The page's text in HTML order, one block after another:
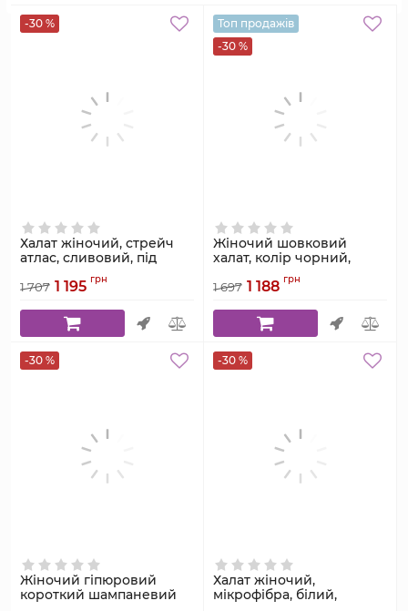
-30 %
Халат жіночий, стрейч
атлас, сливовий, під
1011
1 707 1 195 грн
Топ продажів
-30 %
Жіночий шовковий
халат, колір чорний,
Артикул:201
1 697 1 188 грн
-30 %
Жіночий гіпюровий
короткий шампаневий
-30 %
Халат жіночий,
мікрофібра, білий,